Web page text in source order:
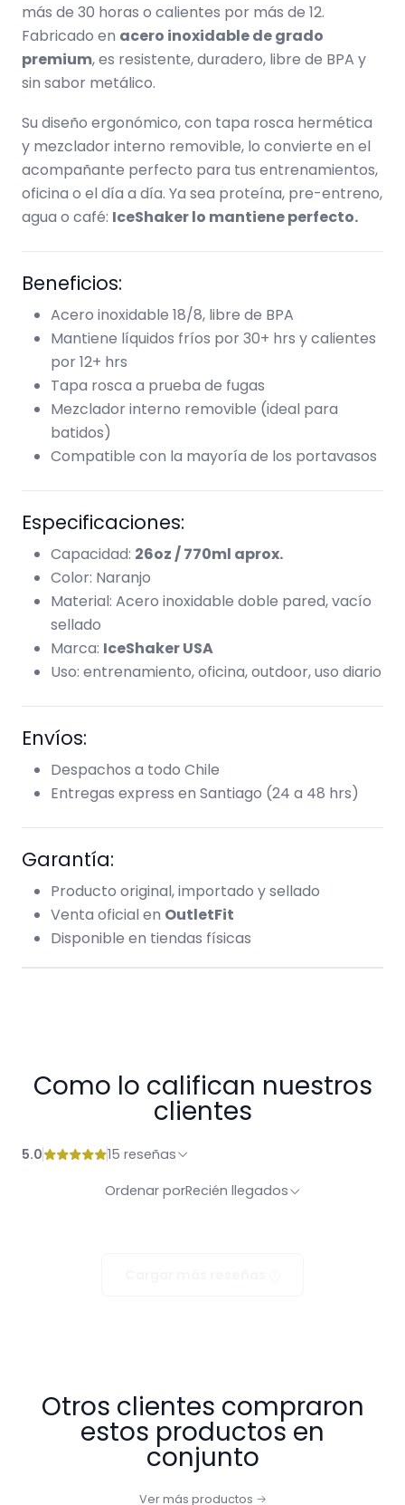
más de 30 horas o calientes por más de 12.
Fabricado en acero inoxidable de grado
premium, es resistente, duradero, libre de BPA y
sin sabor metálico.
Su diseño ergonómico, con tapa rosca hermética
y mezclador interno removible, lo convierte en el
acompañante perfecto para tus entrenamientos,
oficina o el día a día. Ya sea proteína, pre-entreno,
agua o café: IceShaker lo mantiene perfecto.
Beneficios:
Acero inoxidable 18/8, libre de BPA
Mantiene líquidos fríos por 30+ hrs y calientes
por 12+ hrs
Tapa rosca a prueba de fugas
Mezclador interno removible (ideal para
batidos)
Compatible con la mayoría de los portavasos
Especificaciones:
Capacidad: 26oz / 770ml aprox.
Color: Naranjo
Material: Acero inoxidable doble pared, vacío
sellado
Marca: IceShaker USA
Uso: entrenamiento, oficina, outdoor, uso diario
Envíos:
Despachos a todo Chile
Entregas express en Santiago (24 a 48 hrs)
Garantía:
Producto original, importado y sellado
Venta oficial en OutletFit
Disponible en tiendas físicas
Como lo califican nuestros
clientes
5.0
15 reseñas
Ordenar porRecién llegados
Otros clientes compraron
estos productos en
conjunto
Ver más productos